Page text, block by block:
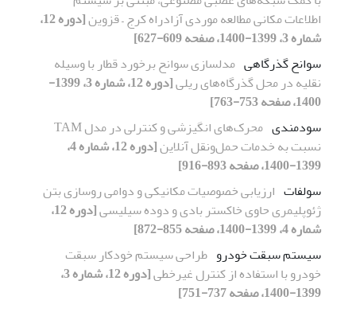
اطلاعات مکانی مطالعه موردی آزادراه کرج – قزوین
[دوره 12،
شماره 3، 1399-1400، صفحه 609-627]
سوانح گذرگاهی مدلسازی سوانح برخورد قطار با وسیله
نقلیه در محل گذرگاه‌های ریلی
[دوره 12، شماره 3، 1399-
1400، صفحه 753-763]
سودمندی
محرک‌های انگیزشی و کنترلی در مدل TAM
نسبت به خدمات حمل‌ونقل آنلاین
[دوره 12، شماره 4،
1399-1400، صفحه 893-916]
سولفات ارزیابی خصوصیات مکانیکی و دوامی روسازی بتن
ژئوپلیمری حاوی خاکستر بادی و دوده سیلیسی
[دوره 12،
شماره 4، 1399-1400، صفحه 855-872]
سیستم سبقت خودرو طراحی سیستم خودکار سبقت
خودرو با استفاده از کنترل غیرخطی
[دوره 12، شماره 3،
1399-1400، صفحه 737-751]